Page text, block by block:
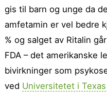
gis til barn og unge da
amfetamin er vel bedre
% og salget av Ritalin
FDA – det amerikanske
bivirkninger som
ved Universitetet i Texas